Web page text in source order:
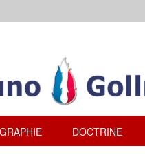
DOCTRINE